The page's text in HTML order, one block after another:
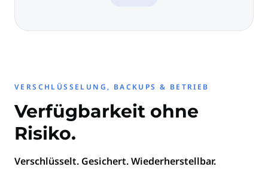
VERSCHLÜSSELUNG, BACKUPS & BETRIEB
Verfügbarkeit ohne
Risiko.
Verschlüsselt. Gesichert. Wiederherstellbar.